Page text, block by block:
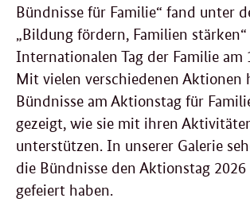
Bündnisse für Familie“ fand unter
„Bildung fördern, Familien
Internationalen Tag der Familie am
Mit vielen verschiedenen Aktionen
Bündnisse am Aktionstag für
gezeigt, wie sie mit ihren
unterstützen. In unserer Galerie
die Bündnisse den Aktionstag
gefeiert haben.